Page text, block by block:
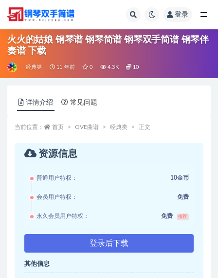
登录
火火的姑娘 钢琴谱 钢琴简谱 钢琴双手简谱 钢琴伴
奏谱 下载
经典类 11 年前 0 4.3K 10
详情介绍 常见问题
当前位置： 首页 OVE曲谱 经典类 正文
资源信息
普通用户特权： 10金币
会员用户特权： 免费
永久会员用户特权： 免费 推荐
登录后下载
其他信息